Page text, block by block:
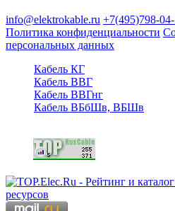
info@elektrokable.ru +7(495)798-
Политика конфиденциальности
персональных данных
Кабель КГ
Кабель ВВГ
Кабель ВВГнг
Кабель ВБбШв, ВБШв